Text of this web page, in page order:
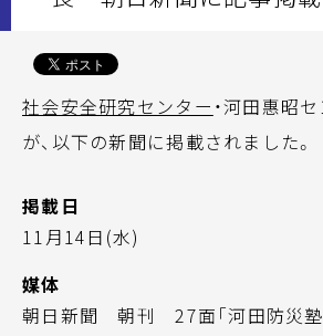
社会安全研究センター ・河田惠昭
が、以下の新聞に掲載されました。
掲載日
11月14日(水)
媒体
朝日新聞 朝刊 27面「河田防災